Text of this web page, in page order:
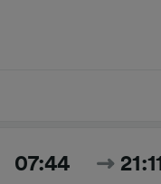
07:44 21:11